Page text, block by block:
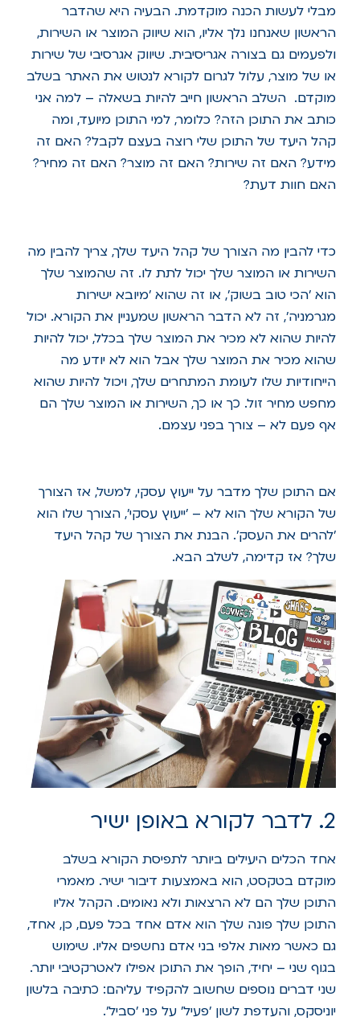
מבלי לעשות הכנה מוקדמת. הבעיה היא שהדבר
הראשון שאנחנו נלך אליו, הוא שיווק המוצר או השירות,
ולפעמים גם בצורה אגריסיבית. שיווק אגרסיבי של שירות
או של מוצר, עלול לגרום לקורא לנטוש את האתר בשלב
מוקדם. השלב הראשון חייב להיות בשאלה – למה אני
כותב את התוכן הזה? כלומר, למי התוכן מיועד, ומה
קהל היעד של התוכן שלי רוצה בעצם לקבל? האם זה
מידע? האם זה שירות? האם זה מוצר? האם זה מחיר?
האם חוות דעת?
כדי להבין מה הצורך של קהל היעד שלך, צריך להבין מה
השירות או המוצר שלך יכול לתת לו. זה שהמוצר שלך
הוא 'הכי טוב בשוק', או זה שהוא 'מיובא ישירות
מגרמניה', זה לא הדבר הראשון שמעניין את הקורא. יכול
להיות שהוא לא מכיר את המוצר שלך בכלל, יכול להיות
שהוא מכיר את המוצר שלך אבל הוא לא יודע מה
הייחודיות שלו לעומת המתחרים שלך, ויכול להיות שהוא
מחפש מחיר זול. כך או כך, השירות או המוצר שלך הם
אף פעם לא – צורך בפני עצמם.
אם התוכן שלך מדבר על ייעוץ עסקי, למשל, אז הצורך
של הקורא שלך הוא לא – 'ייעוץ עסקי', הצורך שלו הוא
'להרים את העסק'. הבנת את הצורך של קהל היעד
שלך? אז קדימה, לשלב הבא.
2. לדבר לקורא באופן ישיר
אחד הכלים היעילים ביותר לתפיסת הקורא בשלב
מוקדם בטקסט, הוא באמצעות דיבור ישיר. מאמרי
התוכן שלך הם לא הרצאות ולא נאומים. הקהל אליו
התוכן שלך פונה שלך הוא אדם אחד בכל פעם, כן, אחד,
גם כאשר מאות אלפי בני אדם נחשפים אליו. שימוש
בגוף שני – יחיד, הופך את התוכן אפילו לאטרקטיבי יותר.
שני דברים נוספים שחשוב להקפיד עליהם: כתיבה בלשון
יוניסקס, והעדפת לשון 'פעיל' על פני 'סביל'.